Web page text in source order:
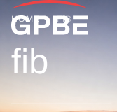
fib
HOME FIB